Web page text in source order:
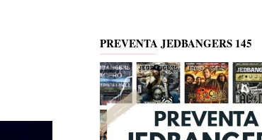
PREVENTA JEDBANGERS 145